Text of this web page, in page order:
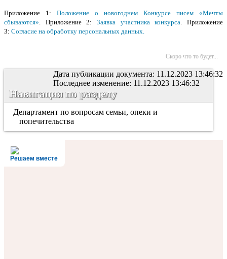
Приложение 1: Положение о новогоднем Конкурсе писем «Мечты
сбываются». Приложение 2: Заявка участника конкурса. Приложение
3: Согласие на обработку персональных данных.
Скоро что то будет...
Дата публикации документа: 11.12.2023 13:46:32
Последнее изменение: 11.12.2023 13:46:32
Навигация по разделу
Департамент по вопросам семьи, опеки и
попечительства
Решаем вместе